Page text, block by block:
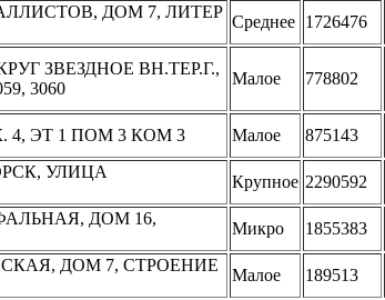
ДОМ 7, ЛИТЕР
Среднее 1726476
ЗВЕЗДНОЕ ВН.ТЕР.Г.,
3060
Малое 778802
4, ЭТ 1 ПОМ 3 КОМ 3 Малое 875143
УЛИЦА
Крупное 2290592
ДОМ 16,
Микро 1855383
ДОМ 7, СТРОЕНИЕ
Малое 189513